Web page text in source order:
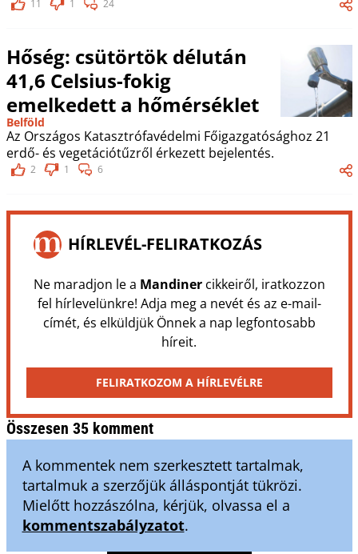
11 1 24
Hőség: csütörtök délután
41,6 Celsius-fokig
emelkedett a hőmérséklet
Belföld
Az Országos Katasztrófavédelmi Főigazgatósághoz 21
erdő- és vegetációtűzről érkezett bejelentés.
2 1 6
HÍRLEVÉL-FELIRATKOZÁS
Ne maradjon le a Mandinercikkeiről, iratkozzon
fel hírlevelünkre! Adja meg a nevét és az e-mail-
címét, és elküldjük Önnek a nap legfontosabb
híreit.
FELIRATKOZOM A HÍRLEVÉLRE
Összesen 35 komment
A kommentek nem szerkesztett tartalmak,
tartalmuk a szerzőjük álláspontját tükrözi.
Mielőtt hozzászólna, kérjük, olvassa el a
kommentszabályzatot.